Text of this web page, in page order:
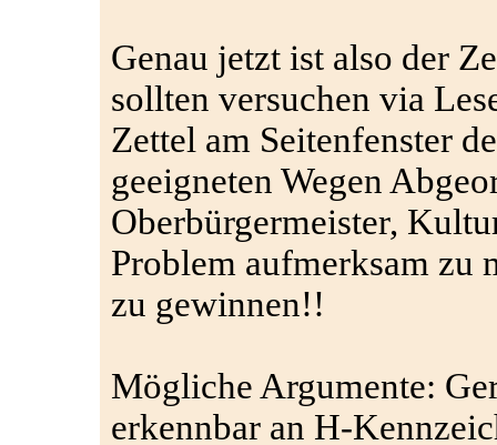
Genau jetzt ist also der
sollten versuchen via
Zettel am Seitenfenster
geeigneten Wegen
Oberbürgermeister,
Problem aufmerksam zu
zu gewinnen!!
Mögliche Argumente:
erkennbar an H-